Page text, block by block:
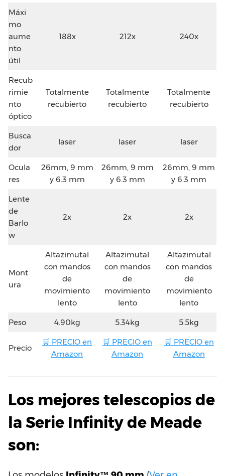
Máxi
mo
aume
nto
útil
188x 212x 240x
Recub
rimie
nto
óptico
Totalmente
recubierto
Totalmente
recubierto
Totalmente
recubierto
Busca
dor
laser laser laser
Ocula
res
26mm, 9 mm
y 6.3 mm
26mm, 9 mm
y 6.3 mm
26mm, 9 mm
y 6.3 mm
Lente
de
Barlo
w
2x 2x 2x
Mont
ura
Altazimutal
con mandos
de
movimiento
lento
Altazimutal
con mandos
de
movimiento
lento
Altazimutal
con mandos
de
movimiento
lento
Peso 4.90kg 5.34kg 5.5kg
Precio
🛒 PRECIO en
Amazon
🛒 PRECIO en
Amazon
🛒 PRECIO en
Amazon
Los mejores telescopios de
la Serie Infinity de Meade
son: